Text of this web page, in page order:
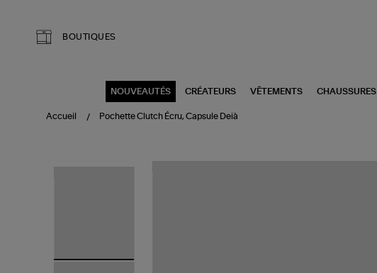
BOUTIQUES
NOUVEAUTÉS CRÉATEURS VÊTEMENTS CHAUSSURES
Accueil Pochette Clutch Écru, Capsule Deià